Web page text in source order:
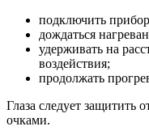
подключить
дождаться
удерживать на
воздействия;
продолжать
Глаза следует защитить
очками.